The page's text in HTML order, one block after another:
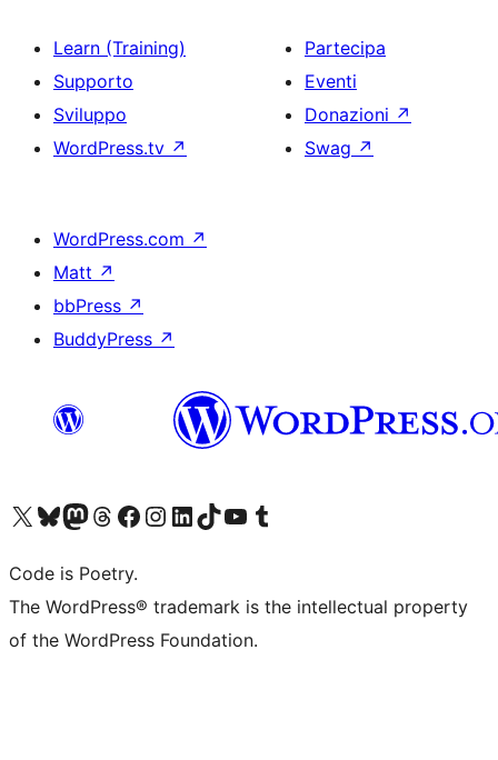
Learn (Training)
Supporto
Sviluppo
WordPress.tv ↗
Partecipa
Eventi
Donazioni ↗
Swag ↗
WordPress.com ↗
Matt ↗
bbPress ↗
BuddyPress ↗
Visita il nostro account X (ex Twitter)
Visita il nostro account Bluesky
Visita il nostro account Mastodon
Visita il nostro account Threads
Visita la nostra pagina Facebook
Visita il nostro account Instagram
Visita il nostro account LinkedIn
Visita il nostro account TikTok
Visita il nostro canale YouTube
Visita il nostro account Tumblr
Code is Poetry.
The WordPress® trademark is the intellectual property
of the WordPress Foundation.